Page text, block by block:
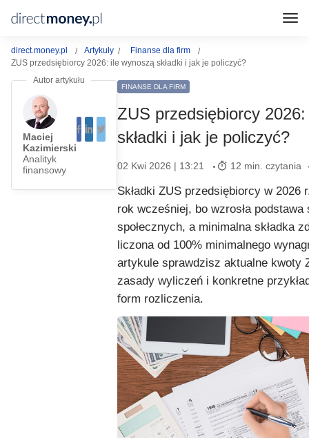
direct.money.pl Artykuły
Finanse dla firm
ZUS przedsiębiorcy 2026: ile wynoszą składki i jak je policzyć?
Maciej
Kazimierski
Analityk
finansowy
FINANSE DLA FIRM
ZUS przedsiębiorcy
składki i jak je policzyć?
02 Kwi 2026 | 13:21 12 min. czytania
Składki ZUS przedsiębiorcy w 2026
rok wcześniej, bo wzrosła podstawa
społecznych, a minimalna składka
liczona od 100% minimalnego
artykule sprawdzisz aktualne kwoty
zasady wyliczeń i konkretne
form rozliczenia.